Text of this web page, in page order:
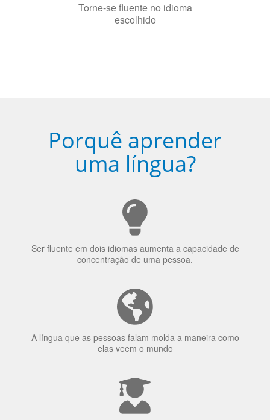
Torne-se fluente no idioma
escolhido
Porquê aprender
uma língua?
Ser fluente em dois idiomas aumenta a capacidade de
concentração de uma pessoa.
A língua que as pessoas falam molda a maneira como
elas veem o mundo